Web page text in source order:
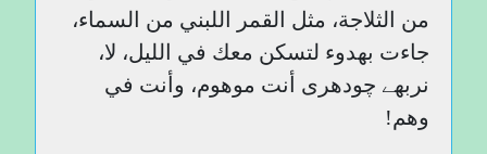
من الثلاجة، مثل القمر اللبني من السماء،
جاءت بهدوء لتسكن معك في الليل، لا،
نربھے چودھری أنت موهوم، وأنت في
وهم!